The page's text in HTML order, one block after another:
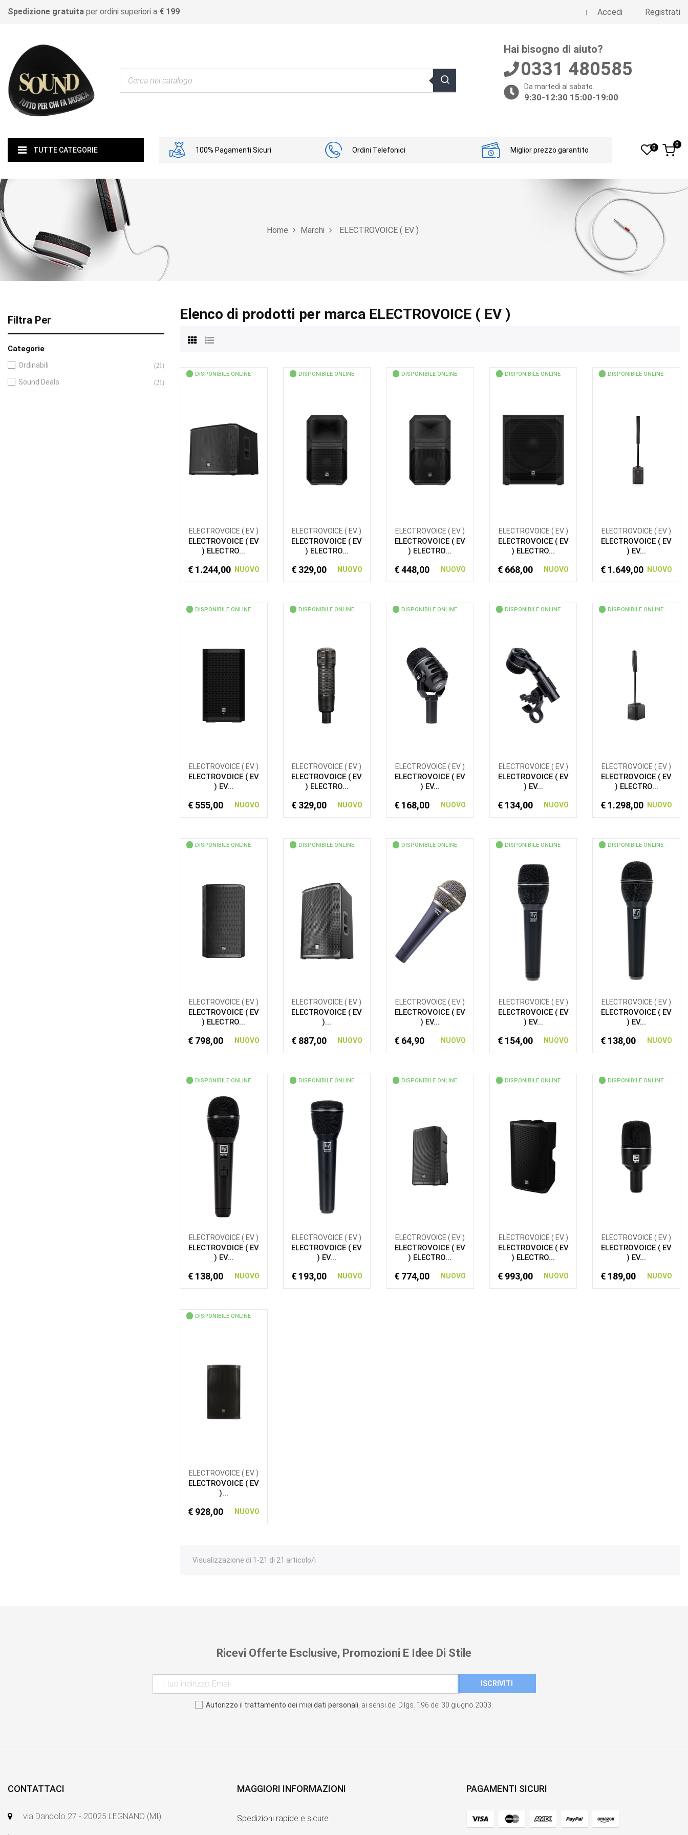
Spedizione gratuita per ordini superiori a € 199 Accedi Registrati
Hai bisogno di aiuto?
0331 480585
Da martedì al sabato.
9:30-12:30 15:00-19:00
TUTTE CATEGORIE 100% Pagamenti Sicuri Ordini Telefonici Miglior prezzo garantito 0 0
Home Marchi ELECTROVOICE ( EV )
Filtra Per
Categorie
Ordinabili (21)
Sound Deals (21)
Elenco di prodotti per marca ELECTROVOICE ( EV )
DISPONIBILE ONLINE
ELECTROVOICE ( EV )
ELECTROVOICE ( EV
) ELECTRO...
€ 1.244,00 NUOVO
DISPONIBILE ONLINE
ELECTROVOICE ( EV )
ELECTROVOICE ( EV
) ELECTRO...
€ 329,00 NUOVO
DISPONIBILE ONLINE
ELECTROVOICE ( EV )
ELECTROVOICE ( EV
) ELECTRO...
€ 448,00 NUOVO
DISPONIBILE ONLINE
ELECTROVOICE ( EV )
ELECTROVOICE ( EV
) ELECTRO...
€ 668,00 NUOVO
DISPONIBILE ONLINE
ELECTROVOICE ( EV )
ELECTROVOICE ( EV
) EV...
€ 1.649,00 NUOVO
DISPONIBILE ONLINE
ELECTROVOICE ( EV )
ELECTROVOICE ( EV
) EV...
€ 555,00 NUOVO
DISPONIBILE ONLINE
ELECTROVOICE ( EV )
ELECTROVOICE ( EV
) ELECTRO...
€ 329,00 NUOVO
DISPONIBILE ONLINE
ELECTROVOICE ( EV )
ELECTROVOICE ( EV
) EV...
€ 168,00 NUOVO
DISPONIBILE ONLINE
ELECTROVOICE ( EV )
ELECTROVOICE ( EV
) EV...
€ 134,00 NUOVO
DISPONIBILE ONLINE
ELECTROVOICE ( EV )
ELECTROVOICE ( EV
) ELECTRO...
€ 1.298,00 NUOVO
DISPONIBILE ONLINE
ELECTROVOICE ( EV )
ELECTROVOICE ( EV
) ELECTRO...
€ 798,00 NUOVO
DISPONIBILE ONLINE
ELECTROVOICE ( EV )
ELECTROVOICE ( EV
)...
€ 887,00 NUOVO
DISPONIBILE ONLINE
ELECTROVOICE ( EV )
ELECTROVOICE ( EV
) EV...
€ 64,90 NUOVO
DISPONIBILE ONLINE
ELECTROVOICE ( EV )
ELECTROVOICE ( EV
) EV...
€ 154,00 NUOVO
DISPONIBILE ONLINE
ELECTROVOICE ( EV )
ELECTROVOICE ( EV
) EV...
€ 138,00 NUOVO
DISPONIBILE ONLINE
ELECTROVOICE ( EV )
ELECTROVOICE ( EV
) EV...
€ 138,00 NUOVO
DISPONIBILE ONLINE
ELECTROVOICE ( EV )
ELECTROVOICE ( EV
) EV...
€ 193,00 NUOVO
DISPONIBILE ONLINE
ELECTROVOICE ( EV )
ELECTROVOICE ( EV
) ELECTRO...
€ 774,00 NUOVO
DISPONIBILE ONLINE
ELECTROVOICE ( EV )
ELECTROVOICE ( EV
) ELECTRO...
€ 993,00 NUOVO
DISPONIBILE ONLINE
ELECTROVOICE ( EV )
ELECTROVOICE ( EV
) EV...
€ 189,00 NUOVO
DISPONIBILE ONLINE
ELECTROVOICE ( EV )
ELECTROVOICE ( EV
)...
€ 928,00 NUOVO
Visualizzazione di 1-21 di 21 articolo/i
Ricevi Offerte Esclusive, Promozioni E Idee Di Stile
Autorizzo il trattamento dei miei dati personali , ai sensi del D.lgs. 196 del 30 giugno 2003.
CONTATTACI
via Dandolo 27 - 20025 LEGNANO (MI)
MAGGIORI INFORMAZIONI
Spedizioni rapide e sicure
PAGAMENTI SICURI